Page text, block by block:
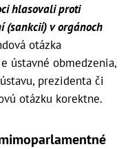
hlasovali proti
v orgánoch
otázka
ústavné obmedzenia,
prezidenta či
otázku korektne.